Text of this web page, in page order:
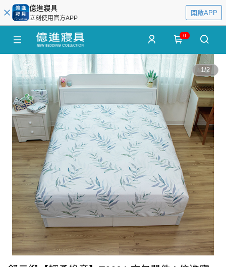
億進寢具
立刻使用官方APP
開啟APP
0
1/2